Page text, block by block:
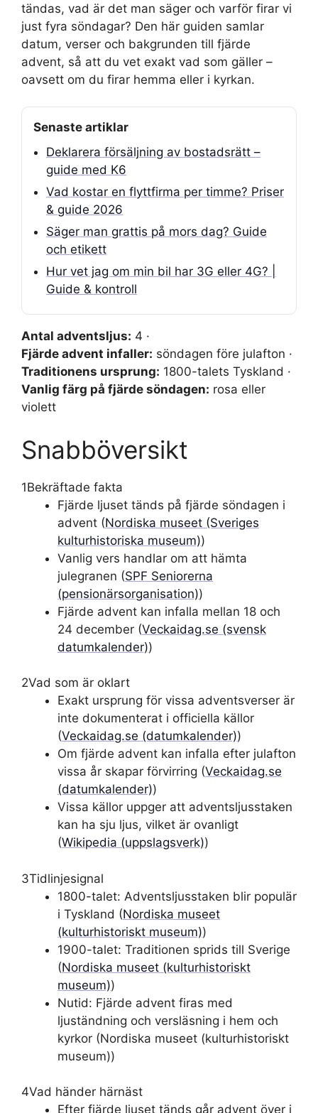
tändas, vad är det man säger och varför firar vi
just fyra söndagar? Den här guiden samlar
datum, verser och bakgrunden till fjärde
advent, så att du vet exakt vad som gäller –
oavsett om du firar hemma eller i kyrkan.
Senaste artiklar
Deklarera försäljning av bostadsrätt –
guide med K6
Vad kostar en flyttfirma per timme? Priser
& guide 2026
Säger man grattis på mors dag? Guide
och etikett
Hur vet jag om min bil har 3G eller 4G? |
Guide & kontroll
Antal adventsljus: 4 ·
Fjärde advent infaller: söndagen före julafton ·
Traditionens ursprung: 1800-talets Tyskland ·
Vanlig färg på fjärde söndagen: rosa eller
violett
Snabböversikt
1Bekräftade fakta
Fjärde ljuset tänds på fjärde söndagen i
advent (Nordiska museet (Sveriges
kulturhistoriska museum))
Vanlig vers handlar om att hämta
julegranen (SPF Seniorerna
(pensionärsorganisation))
Fjärde advent kan infalla mellan 18 och
24 december (Veckaidag.se (svensk
datumkalender))
2Vad som är oklart
Exakt ursprung för vissa adventsverser är
inte dokumenterat i officiella källor
(Veckaidag.se (datumkalender))
Om fjärde advent kan infalla efter julafton
vissa år skapar förvirring (Veckaidag.se
(datumkalender))
Vissa källor uppger att adventsljusstaken
kan ha sju ljus, vilket är ovanligt
(Wikipedia (uppslagsverk))
3Tidlinjesignal
1800-talet: Adventsljusstaken blir populär
i Tyskland (Nordiska museet
(kulturhistoriskt museum))
1900-talet: Traditionen sprids till Sverige
(Nordiska museet (kulturhistoriskt
museum))
Nutid: Fjärde advent firas med
ljuständning och versläsning i hem och
kyrkor (Nordiska museet (kulturhistoriskt
museum))
4Vad händer härnäst
Efter fjärde ljuset tänds går advent över i